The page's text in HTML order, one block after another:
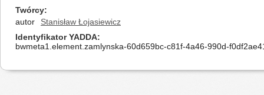
Twórcy
autor
Stanisław Łojasiewicz
Identyfikator YADDA
bwmeta1.element.zamlynska-60d659bc-c81f-4a46-990d-